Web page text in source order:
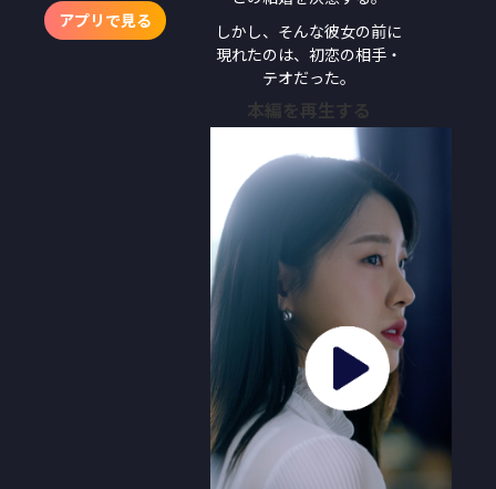
アプリで見る
しかし、そんな彼女の前に
現れたのは、初恋の相手・
テオだった。
本編を再生する